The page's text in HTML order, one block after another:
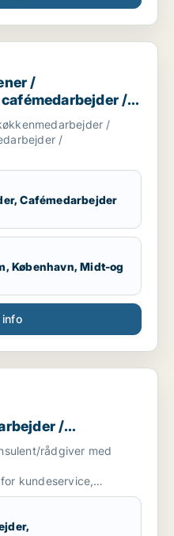
/
/
/
/
/
Cafémedarbejder
København, Midt-og
info
/
/
/
/ administrativ
rådgiver med
kundeservice,
klage og
at skabe tryghed,
og levere høj